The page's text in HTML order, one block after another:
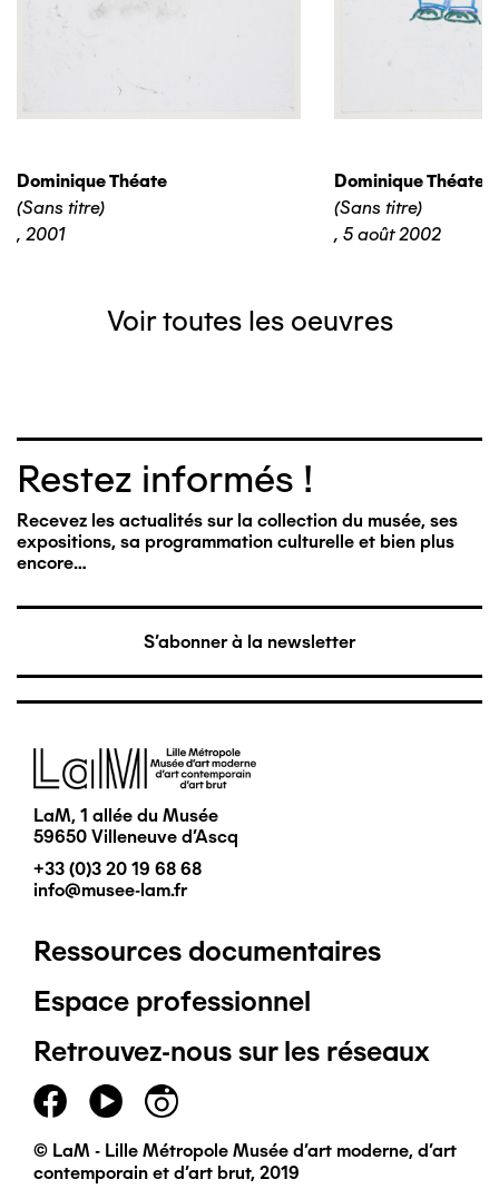
Dominique Théate
(Sans titre)
, 2001
Dominique Théate
(Sans titre)
, 5 août 2002
Voir toutes les oeuvres
Restez informés !
Recevez les actualités sur la collection du musée, ses
expositions, sa programmation culturelle et bien plus
encore…
S'abonner à la newsletter
Image
LaM, 1 allée du Musée
59650 Villeneuve d'Ascq
+33 (0)3 20 19 68 68
info@musee-lam.fr
Pied
de
page
principal
Ressources documentaires
Espace professionnel
Retrouvez-nous sur les réseaux
© LaM - Lille Métropole Musée d'art moderne, d'art
contemporain et d'art brut, 2019